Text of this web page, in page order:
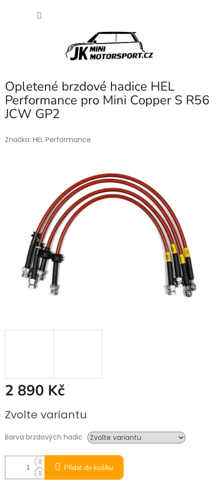
Opletené brzdové hadice HEL
Performance pro Mini Copper S R56
JCW GP2
Značka: HEL Performance
2 890 Kč
cena:
Zvolte variantu
Barva brzdových hadic
Přidat do košíku